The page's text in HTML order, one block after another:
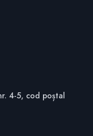
4-5, cod poștal